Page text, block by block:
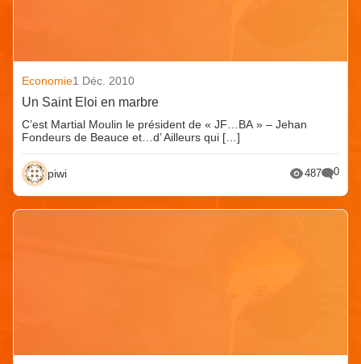
Economie1 Déc. 2010
Un Saint Eloi en marbre
C’est Martial Moulin le président de « JF…BA » – Jehan
Fondeurs de Beauce et…d’ Ailleurs qui […]
piwi 487 0